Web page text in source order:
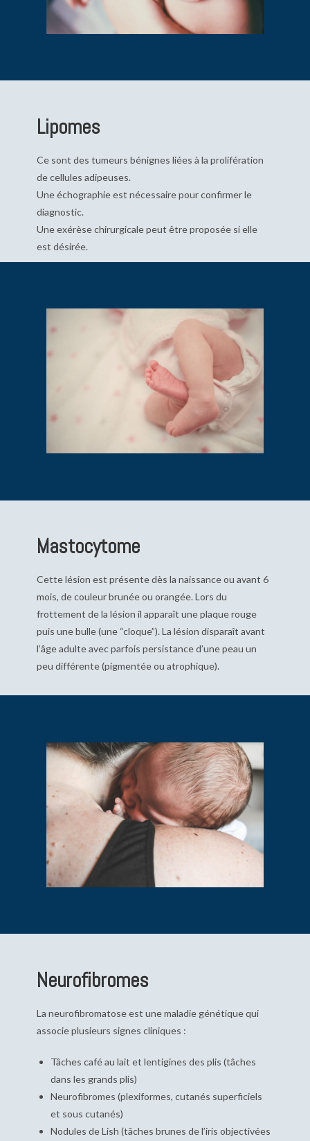
Lipomes
Ce sont des tumeurs bénignes liées à la prolifération
de cellules adipeuses.
Une échographie est nécessaire pour confirmer le
diagnostic.
Une exérèse chirurgicale peut être proposée si elle
est désirée.
Mastocytome
Cette lésion est présente dès la naissance ou avant 6
mois, de couleur brunée ou orangée. Lors du
frottement de la lésion il apparaît une plaque rouge
puis une bulle (une “cloque”). La lésion disparaît avant
l’âge adulte avec parfois persistance d’une peau un
peu différente (pigmentée ou atrophique).
Neurofibromes
La neurofibromatose est une maladie génétique qui
associe plusieurs signes cliniques :
Tâches café au lait et lentigines des plis (tâches
dans les grands plis)
Neurofibromes (plexiformes, cutanés superficiels
et sous cutanés)
Nodules de Lish (tâches brunes de l’iris objectivées